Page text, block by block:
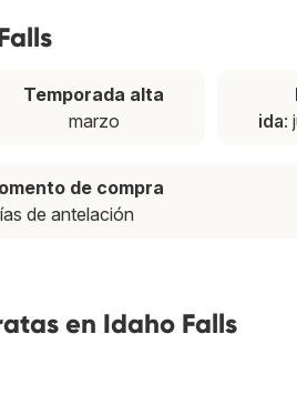
Temporada alta
marzo
ida:
de compra
de antelación
en Idaho Falls